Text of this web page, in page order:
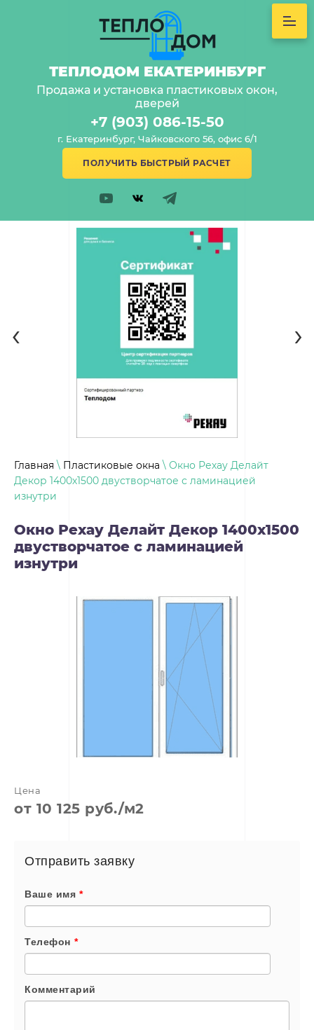
ТЕПЛОДОМ ЕКАТЕРИНБУРГ
Продажа и установка пластиковых окон,
дверей
+7 (903) 086-15-50
г. Екатеринбург, Чайковского 56, офис 6/1
ПОЛУЧИТЬ БЫСТРЫЙ РАСЧЕТ
‹ ›
Главная \ Пластиковые окна \ Окно Рехау Делайт
Декор 1400х1500 двустворчатое с ламинацией
изнутри
Окно Рехау Делайт Декор 1400х1500
двустворчатое с ламинацией
изнутри
Цена
от 10 125 руб./м2
Отправить заявку
Ваше имя *
Телефон *
Комментарий